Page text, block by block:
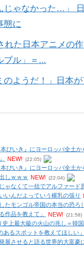
じゃなかった…」
態に
れた日本アニメ
ル」＝...
のようだ！」日本
びいき』にヨーロッパ全土か
NEW! (22:05)
びいき』にヨーロッパ全土か
しｗｗｗ NEW! (22:04)
ゃなくて一括でアルファード
いんだよっていう横乳の張り
たモンゴル帝国の本当の恐ろ
作品を教えて」 NEW! (21:58)
上最大級の火山の兆し＝韓
るスポットを教えてほしい」
展させると語る世界的大富豪